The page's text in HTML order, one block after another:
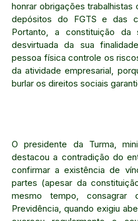
honrar obrigações
depósitos do FGTS e das
Portanto, a constituição da
desvirtuada da sua
pessoa física controle os
da atividade empresarial,
burlar os direitos sociais
O presidente da Turma,
destacou a contradição do
confirmar a existência de
partes (apesar da
mesmo tempo,
Previdência, quando exigiu